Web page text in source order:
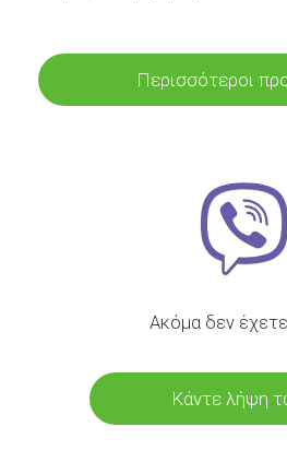
Περισσότεροι
Ακόμα δεν
Κάντε λήψη